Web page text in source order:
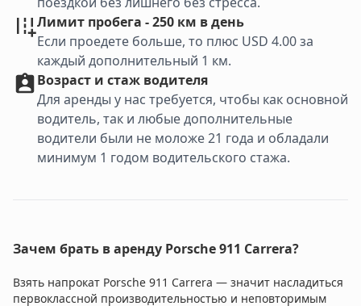
Лимит пробега - 250 км в день
Если проедете больше, то плюс USD 4.00 за
каждый дополнительный 1 км.
Возраст и стаж водителя
Для аренды у нас требуется, чтобы как основной
водитель, так и любые дополнительные
водители были не моложе 21 года и обладали
минимум 1 годом водительского стажа.
Зачем брать в аренду Porsche 911 Carrera?
Взять напрокат Porsche 911 Carrera — значит насладиться
первоклассной производительностью и неповторимым